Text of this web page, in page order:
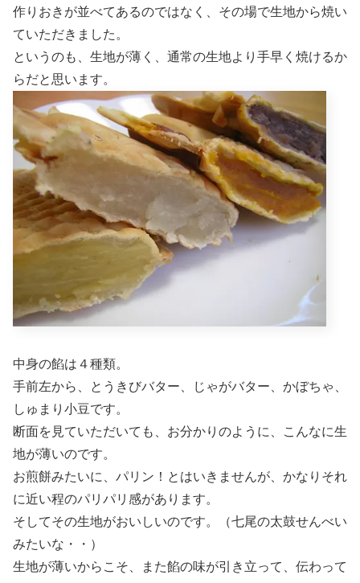
作りおきが並べてあるのではなく、その場で生地から焼い
ていただきました。
というのも、生地が薄く、通常の生地より手早く焼けるか
らだと思います。
中身の餡は４種類。
手前左から、とうきびバター、じゃがバター、かぼちゃ、
しゅまり小豆です。
断面を見ていただいても、お分かりのように、こんなに生
地が薄いのです。
お煎餅みたいに、パリン！とはいきませんが、かなりそれ
に近い程のパリパリ感があります。
そしてその生地がおいしいのです。（七尾の太鼓せんべい
みたいな・・）
生地が薄いからこそ、また餡の味が引き立って、伝わって